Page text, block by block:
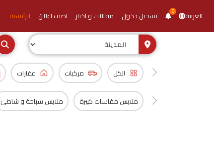
الرئيسية اضف اعلان مقالات و اخبار تسجيل دخول 0 العربية
الكل مركبات عقارات
ملابس مقاسات كبيرة ملابس سباحة و شاطئ